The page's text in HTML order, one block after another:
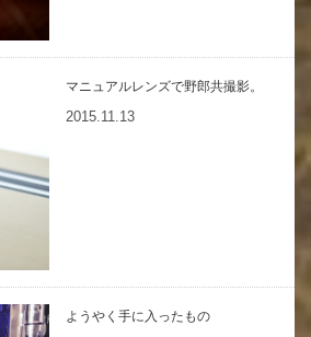
マニュアルレンズで野郎共撮影。
2015.11.13
ようやく手に入ったもの